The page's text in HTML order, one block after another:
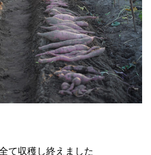
て収穫し終えました